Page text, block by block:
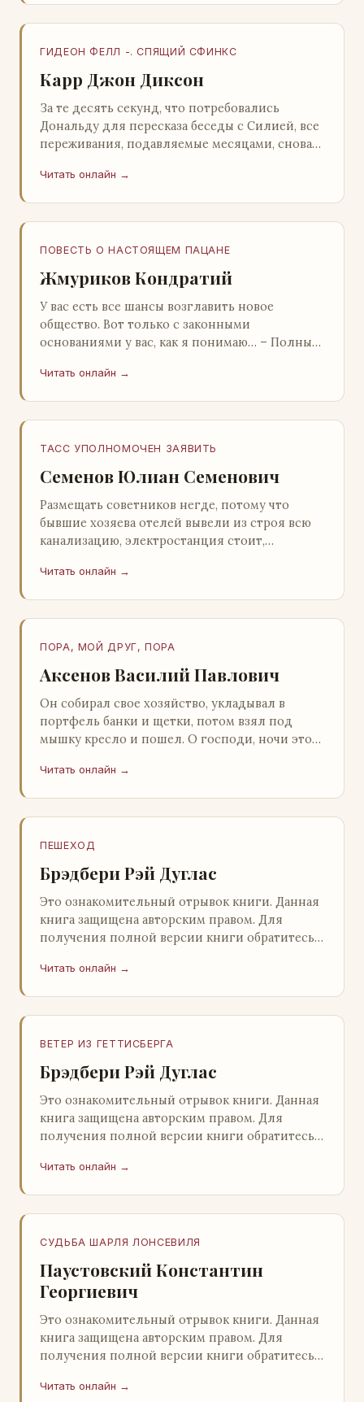
ГИДЕОН ФЕЛЛ -. СПЯЩИЙ СФИНКС
Карр Джон Диксон
За те десять секунд, что потребовались
Дональду для пересказа беседы с Силией, все
переживания, подавляемые месяцами, снова
среди…
Читать онлайн →
ПОВЕСТЬ О НАСТОЯЩЕМ ПАЦАНЕ
Жмуриков Кондратий
У вас есть все шансы возглавить новое
общество. Вот только с законными
основаниями у вас, как я понимаю… – Полный
Натанович. – Что ж, …
Читать онлайн →
ТАСС УПОЛНОМОЧЕН ЗАЯВИТЬ
Семенов Юлиан Семенович
Размещать советников негде, потому что
бывшие хозяева отелей вывели из строя всю
канализацию, электростанция стоит,
А. Алешин». …
Читать онлайн →
ПОРА, МОЙ ДРУГ, ПОРА
Аксенов Василий Павлович
Он собирал свое хозяйство, укладывал в
портфель банки и щетки, потом взял под
мышку кресло и пошел. О господи, ночи этой
заставлял…
Читать онлайн →
ПЕШЕХОД
Брэдбери Рэй Дуглас
Это ознакомительный отрывок книги. Данная
книга защищена авторским правом. Для
получения полной версии книги обратитесь к
легального ко…
Читать онлайн →
ВЕТЕР ИЗ ГЕТТИСБЕРГА
Брэдбери Рэй Дуглас
Это ознакомительный отрывок книги. Данная
книга защищена авторским правом. Для
получения полной версии книги обратитесь к
легального ко…
Читать онлайн →
СУДЬБА ШАРЛЯ ЛОНСЕВИЛЯ
Паустовский Константин
Георгиевич
Это ознакомительный отрывок книги. Данная
книга защищена авторским правом. Для
получения полной версии книги обратитесь к
легального ко…
Читать онлайн →